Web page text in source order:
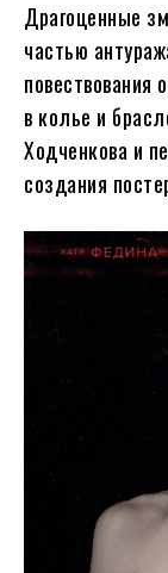
Драгоценные
частью
в колье и
Ходченкова и
создания